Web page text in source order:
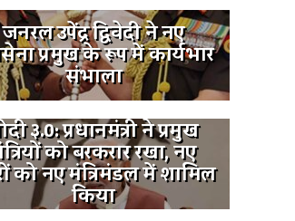
जनरल उपेंद्र द्विवेदी ने नए
प्रमुख के रूप में कार्यभार
संभाला
३.0: प्रधानमंत्री ने प्रमुख
को बरकरार रखा, नए
को नए मंत्रिमंडल में शामिल
किया